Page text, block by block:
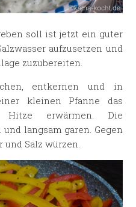
soll ist jetzt ein guter
aufzusetzen und
zuzubereiten.
entkernen und in
kleinen Pfanne das
erwärmen. Die
langsam garen. Gegen
Salz würzen.